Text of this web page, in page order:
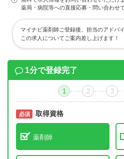
薬局・病院等への直接応募・問い合わせ
マイナビ薬剤師ご登録後、担当のアドバ
この求人についてご案内差し上げます！
1分で登録完了
1 2 3
必須 取得資格
薬剤師